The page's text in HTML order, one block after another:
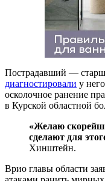
Пострадавший —
диагностировали у
осколочное ранение
в Курской областной
«Желаю
сделают для
Хинштейн.
Врио главы области